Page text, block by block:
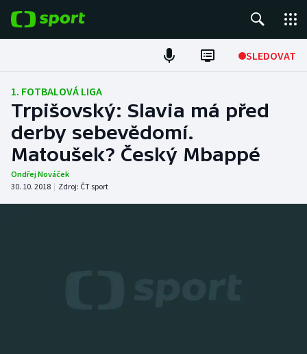
SLEDOVAT
Fotbal
Hokej
Tenis
Atletika
1. FOTBALOVÁ LIGA
Trpišovský: Slavia má před
derby sebevědomí.
Matoušek? Český Mbappé
Ondřej Nováček
30. 10. 2018 | Zdroj: ČT sport